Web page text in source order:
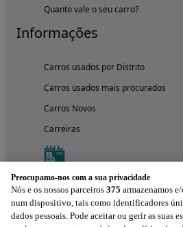
Quanto vale o seu carro?
Informações
Carros usados por Distrito
Carros usados mais procurados
Carros Novos
Carreiras
Preocupamo-nos com a sua privacidade
Nós e os nossos parceiros 375 armazenamos
num dispositivo, tais como identificadores
dados pessoais. Pode aceitar ou gerir as suas